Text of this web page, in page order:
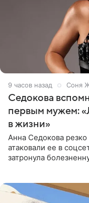
9 часов назад Соня
Седокова
первым мужем:
в жизни»
Анна Седокова
атаковали ее в
затронула